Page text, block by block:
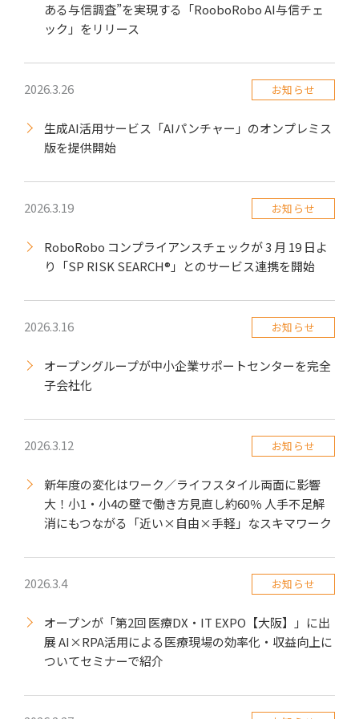
ある与信調査”を実現する「RooboRobo AI与信チェ
ック」をリリース
2026.3.26 お知らせ
生成AI活用サービス「AIパンチャー」のオンプレミス
版を提供開始
2026.3.19 お知らせ
RoboRobo コンプライアンスチェックが 3 月 19 日よ
り「SP RISK SEARCH®」とのサービス連携を開始
2026.3.16 お知らせ
オープングループが中小企業サポートセンターを完全
子会社化
2026.3.12 お知らせ
新年度の変化はワーク／ライフスタイル両面に影響
大！小1・小4の壁で働き方見直し約60％ 人手不足解
消にもつながる「近い×自由×手軽」なスキマワーク
2026.3.4 お知らせ
オープンが「第2回 医療DX・IT EXPO【大阪】」に出
展 AI×RPA活用による医療現場の効率化・収益向上に
ついてセミナーで紹介